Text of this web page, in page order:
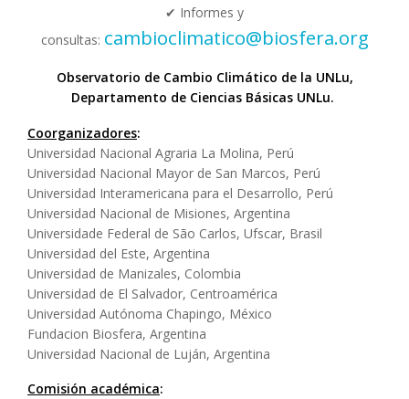
✔ Informes y
consultas: cambioclimatico@biosfera.org
Observatorio de Cambio Climático de la UNLu,
Departamento de Ciencias Básicas UNLu.
Coorganizadores:
Universidad Nacional Agraria La Molina, Perú
Universidad Nacional Mayor de San Marcos, Perú
Universidad Interamericana para el Desarrollo, Perú
Universidad Nacional de Misiones, Argentina
Universidade Federal de São Carlos, Ufscar, Brasil
Universidad del Este, Argentina
Universidad de Manizales, Colombia
Universidad de El Salvador, Centroamérica
Universidad Autónoma Chapingo, México
Fundacion Biosfera, Argentina
Universidad Nacional de Luján, Argentina
Comisión académica: